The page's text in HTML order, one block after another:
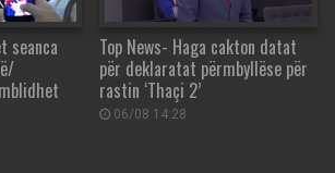
seanca
Top News- Haga cakton datat
për deklaratat përmbyllëse për
rastin ‘Thaçi 2’
06/08 14:28